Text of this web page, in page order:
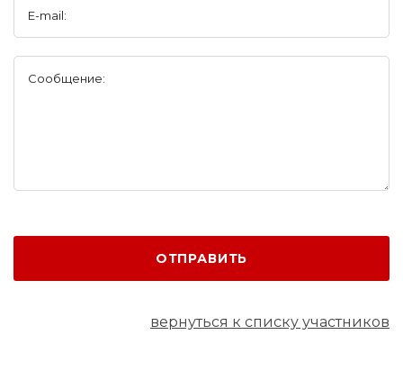
E-mail:
Сообщение:
ОТПРАВИТЬ
вернуться к списку участников